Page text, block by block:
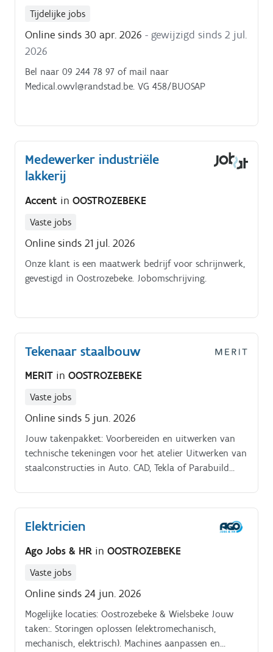
Tijdelijke jobs
Online sinds 30 apr. 2026 - gewijzigd sinds 2 jul.
2026
Bel naar 09 244 78 97 of mail naar
Medical.owvl@randstad.be. VG 458/BUOSAP
Medewerker industriële
lakkerij
Accent in OOSTROZEBEKE
Vaste jobs
Online sinds 21 jul. 2026
Onze klant is een maatwerk bedrijf voor schrijnwerk,
gevestigd in Oostrozebeke. Jobomschrijving.
Tekenaar staalbouw
MERIT in OOSTROZEBEKE
Vaste jobs
Online sinds 5 jun. 2026
Jouw takenpakket: Voorbereiden en uitwerken van
technische tekeningen voor het atelier Uitwerken van
staalconstructies in Auto. CAD, Tekla of Parabuild
zelfstandig leren uittekenen van constructies van
ontwerp tot eindtekening Nauw samenwerken met
Elektricien
Ago Jobs & HR in OOSTROZEBEKE
Vaste jobs
Online sinds 24 jun. 2026
Mogelijke locaties: Oostrozebeke & Wielsbeke Jouw
taken:. Storingen oplossen (elektromechanisch,
mechanisch, elektrisch). Machines aanpassen en